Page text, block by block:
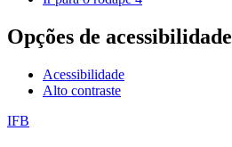
Opções de acessibilidade
Acessibilidade
Alto contraste
IFB